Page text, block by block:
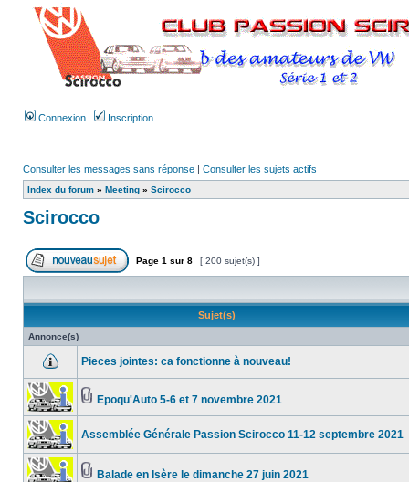
Connexion Inscription
Consulter les messages sans réponse | Consulter les sujets actifs
Index du forum » Meeting » Scirocco
Scirocco
Page 1 sur 8 [ 200 sujet(s) ]
Sujet(s)
Annonce(s)
Pieces jointes: ca fonctionne à nouveau!
Epoqu'Auto 5-6 et 7 novembre 2021
Assemblée Générale Passion Scirocco 11-12 septembre 2021
Balade en Isère le dimanche 27 juin 2021